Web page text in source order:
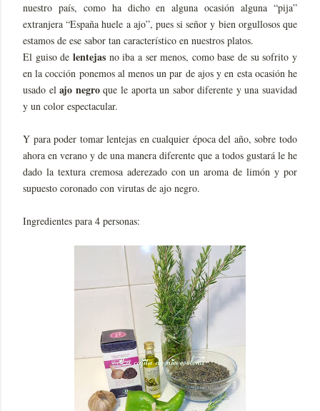
nuestro país, como ha dicho en alguna ocasión alguna “pija”
extranjera “España huele a ajo”, pues si señor y bien orgullosos que
estamos de ese sabor tan característico en nuestros platos.
El guiso de lentejasno iba a ser menos, como base de su sofrito y
en la cocción ponemos al menos un par de ajos y en esta ocasión he
usado elajo negroque le aporta un sabor diferente y una suavidad
y un color espectacular.
Y para poder tomar lentejas en cualquier época del año, sobre todo
ahora en verano y de una manera diferente que a todos gustará le he
dado la textura cremosa aderezado con un aroma de limón y por
supuesto coronado con virutas de ajo negro.
Ingredientes para 4 personas: